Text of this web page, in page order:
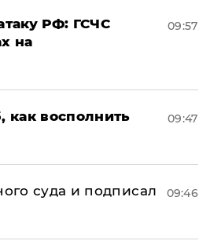
РФ: ГСЧС
на
09:57
восполнить
09:47
суда и подписал
09:46